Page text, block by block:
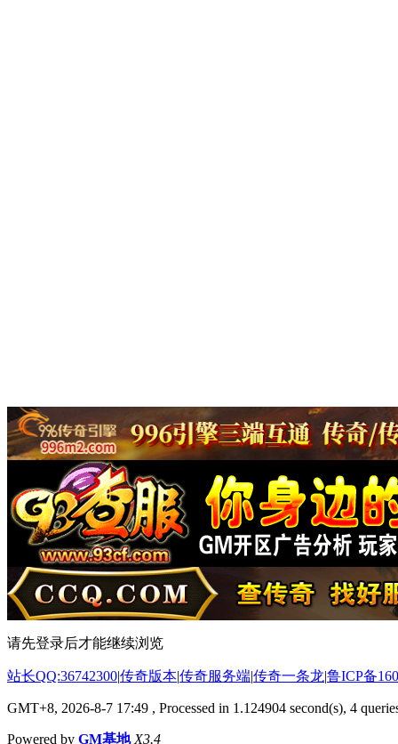
请先登录后才能继续浏览
站长QQ:36742300|传奇版本|传奇服务端|传奇一条龙|鲁ICP备
GMT+8, 2026-8-7 17:49 , Processed in 1.124904 second(s), 4
Powered by GM基地 X3.4